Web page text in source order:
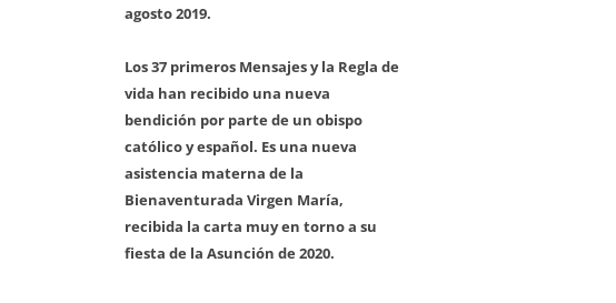
agosto 2019.
Los 37 primeros Mensajes y la Regla de
vida han recibido una nueva
bendición por parte de un obispo
católico y español. Es una nueva
asistencia materna de la
Bienaventurada Virgen María,
recibida la carta muy en torno a su
fiesta de la Asunción de 2020.